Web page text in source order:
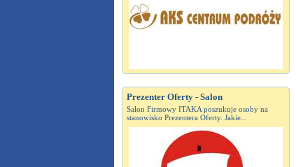
Prezenter Oferty - Salon
Salon Firmowy ITAKA poszukuje osoby na
stanowisko Prezentera Oferty. Jakie...